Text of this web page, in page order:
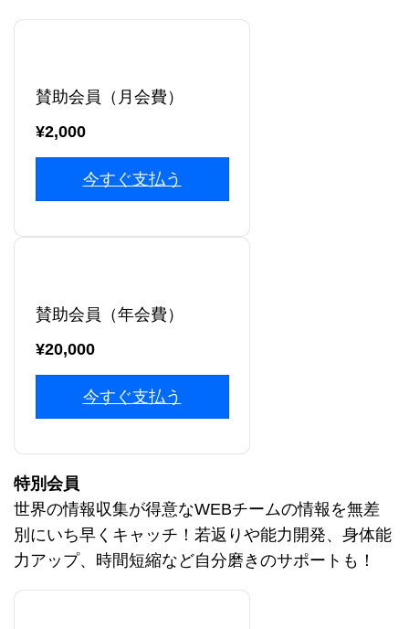
賛助会員（月会費）
¥2,000
今すぐ支払う
賛助会員（年会費）
¥20,000
今すぐ支払う
特別会員
世界の情報収集が得意なWEBチームの情報を無差
別にいち早くキャッチ！若返りや能力開発、身体能
力アップ、時間短縮など自分磨きのサポートも！